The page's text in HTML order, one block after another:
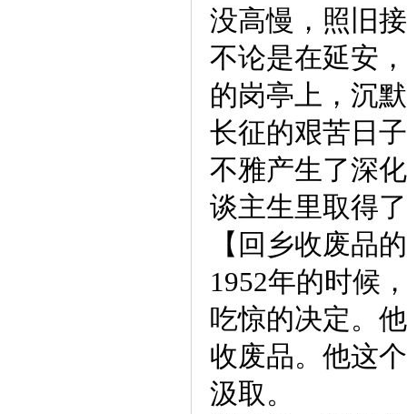
没高慢，照旧
不论是在延安
的岗亭上，沉
长征的艰苦日
不雅产生了深
谈主生里取得
【回乡收废品
1952年的时候
吃惊的决定。
收废品。他这
汲取。